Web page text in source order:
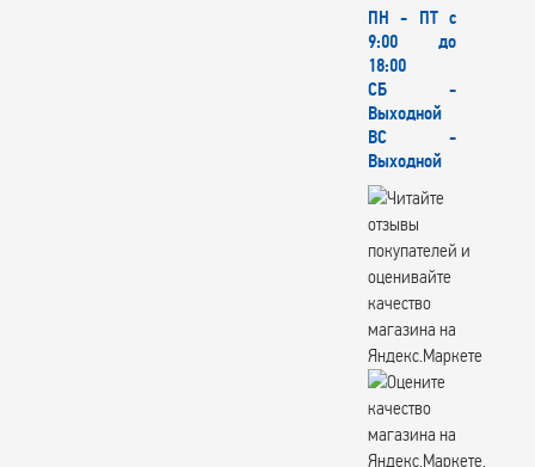
ПН - ПТ с
9:00 до
18:00
СБ -
Выходной
ВС -
Выходной